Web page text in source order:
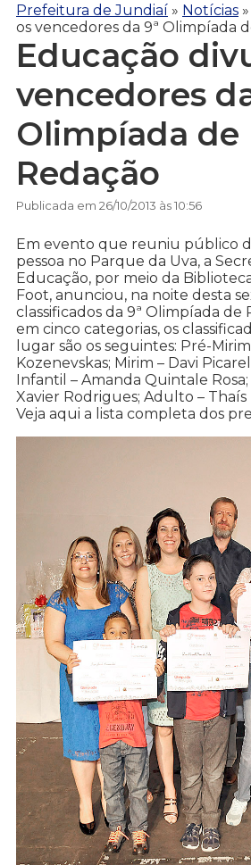
Prefeitura de Jundiaí » Notícias »
os vencedores da 9ª Olimpíada
Educação
vencedores
Olimpíada de
Redação
Publicada em 26/10/2013 às 10:56
Em evento que reuniu público
pessoa no Parque da Uva, a
Educação, por meio da
Foot, anunciou, na noite desta
classificados da 9ª Olimpíada de
em cinco categorias, os
lugar são os seguintes: Pré-
Kozenevskas; Mirim – Davi
Infantil – Amanda Quintale
Xavier Rodrigues; Adulto –
Veja aqui a lista completa dos